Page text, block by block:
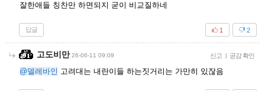
잘한애들 칭찬만 하면되지 굳이 비교질하네
답글 2
1
고도비만 26-06-11 09:09 신고 | 공감 확인
@델레바인 고려대는 내란이들 하는짓거리는 가만히 있잖음